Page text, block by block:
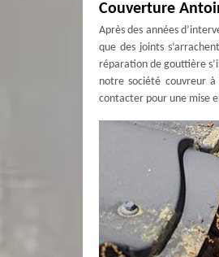
Couverture
Après des années
que des joints
réparation de gouttière
notre société couvreur
contacter pour une mise